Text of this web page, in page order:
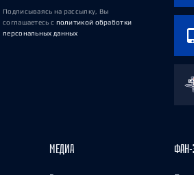
Подписываясь на рассылку, Вы
соглашаетесь с политикой обработки
персональных данных
МЕДИА ФАН-